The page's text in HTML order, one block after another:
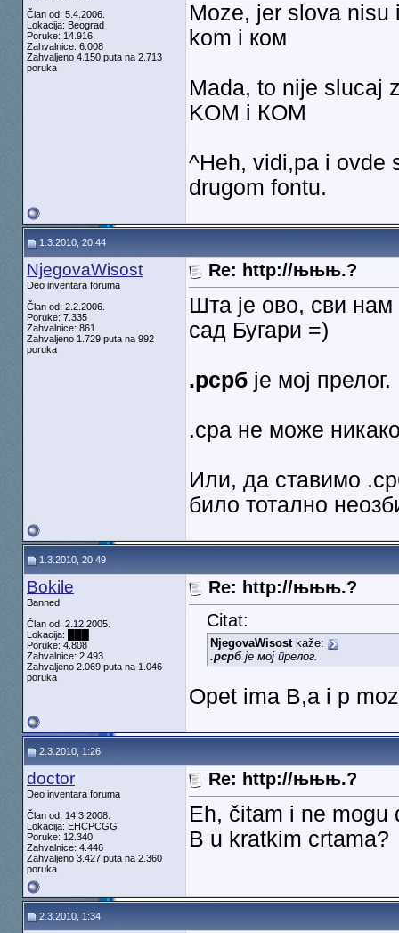
Član od: 5.4.2006.
Lokacija: Beograd
Poruke: 14.916
Zahvalnice: 6.008
Zahvaljeno 4.150 puta na 2.713
poruka
Моze, jer slova nisu
kom i ком
Mada, to nije slucaj
KOM i КОМ
^Heh, vidi,pa i ovde
drugom fontu.
1.3.2010, 20:44
NjegovaWisost
Deo inventara foruma
Član od: 2.2.2006.
Poruke: 7.335
Zahvalnice: 861
Zahvaljeno 1.729 puta na 992
poruka
Re: http://њњњ.?
Шта је ово, сви
сад Бугари =)
.рсрбје мој прелог.
.сра не може
Или, да ставимо
било тотално
1.3.2010, 20:49
Bokile
Banned
Član od: 2.12.2005.
Lokacija: ███
Poruke: 4.808
Zahvalnice: 2.493
Zahvaljeno 2.069 puta na 1.046
poruka
Re: http://њњњ.?
Citat:
NjegovaWisostkaže:
.рсрбје мој прелог.
Opet ima B,a i p
2.3.2010, 1:26
doctor
Deo inventara foruma
Član od: 14.3.2008.
Lokacija: EHCPCGG
Poruke: 12.340
Zahvalnice: 4.446
Zahvaljeno 3.427 puta na 2.360
poruka
Re: http://њњњ.?
Eh, čitam i ne mogu
B u kratkim crtama?
2.3.2010, 1:34